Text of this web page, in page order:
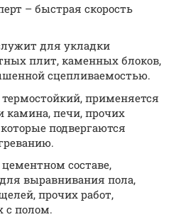
– быстрая скорость
для укладки
плит, каменных блоков,
сцепливаемостью.
применяется
камина, печи, прочих
подвергаются
составе,
выравнивания пола,
прочих работ,
с полом.